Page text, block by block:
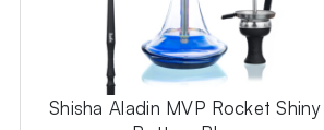
Shisha Aladin MVP Rocket Shiny